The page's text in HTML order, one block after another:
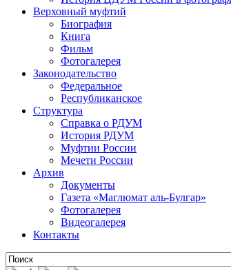
Верховный муфтий
Биография
Книга
Фильм
Фотогалерея
Законодательство
Федеральное
Республиканское
Структура
Справка о РДУМ
История РДУМ
Муфтии России
Мечети России
Архив
Документы
Газета «Маглюмат аль-Булгар»
Фотогалерея
Видеогалерея
Контакты